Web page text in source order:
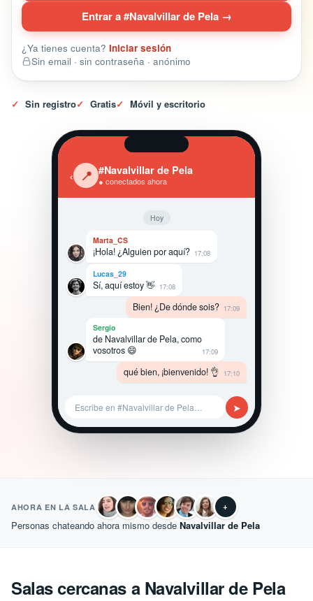
Entrar a #Navalvillar de Pela →
¿Ya tienes cuenta? Iniciar sesión
Sin email · sin contraseña · anónimo
✓ Sin registro✓ Gratis✓ Móvil y escritorio
‹ 📍 #Navalvillar de Pela
● conectados ahora
Hoy
Marta_CS
¡Hola! ¿Alguien por aquí? 17:08
Lucas_29
Sí, aquí estoy 👋 17:08
Bien! ¿De dónde sois? 17:09
Sergio
de Navalvillar de Pela, como
vosotros 😄
17:09
qué bien, ¡bienvenido! 👌 17:10
Escribe en #Navalvillar de Pela… ➤
AHORA EN LA SALA +
Personas chateando ahora mismo desde Navalvillar de Pela
Salas cercanas a Navalvillar de Pela